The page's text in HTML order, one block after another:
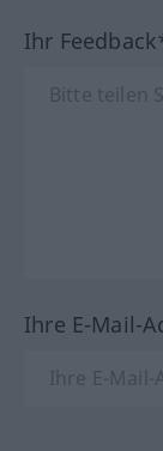
Ihr
Ihre E-Mail-